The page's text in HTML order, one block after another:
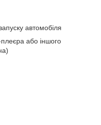
автомобіля
або іншого